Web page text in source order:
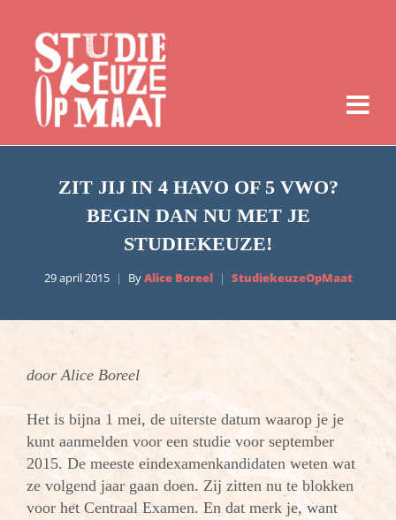
ZIT JIJ IN 4 HAVO OF 5 VWO?
BEGIN DAN NU MET JE
STUDIEKEUZE!
29 april 2015 ByAlice Boreel StudiekeuzeOpMaat
door Alice Boreel
Het is bijna 1 mei, de uiterste datum waarop je je
kunt aanmelden voor een studie voor september
2015. De meeste eindexamenkandidaten weten wat
ze volgend jaar gaan doen. Zij zitten nu te blokken
voor het Centraal Examen. En dat merk je, want